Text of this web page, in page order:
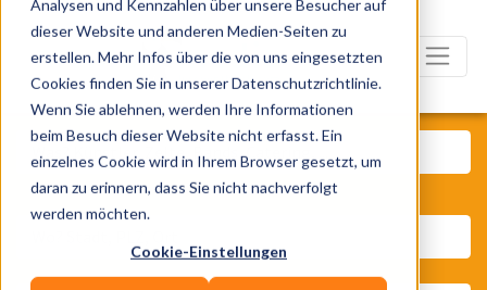
Analysen und Kennzahlen über unsere Besucher auf
dieser Website und anderen Medien-Seiten zu
erstellen. Mehr Infos über die von uns eingesetzten
Cookies finden Sie in unserer Datenschutzrichtlinie.
Wenn Sie ablehnen, werden Ihre Informationen
beim Besuch dieser Website nicht erfasst. Ein
einzelnes Cookie wird in Ihrem Browser gesetzt, um
daran zu erinnern, dass Sie nicht nachverfolgt
werden möchten.
Cookie-Einstellungen
Was? Künstler, Zelte, Bands,